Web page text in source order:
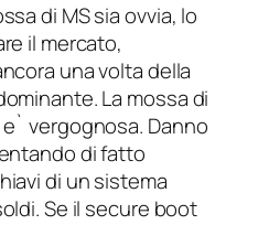
di MS sia ovvia, lo
il mercato,
una volta della
La mossa di
vergognosa. Danno
di fatto
di un sistema
Se il secure boot